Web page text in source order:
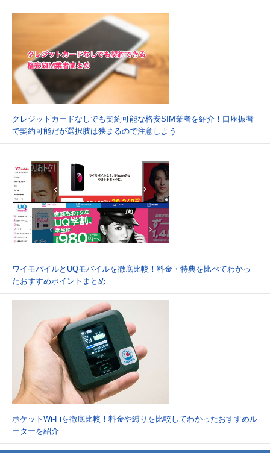
クレジットカードなしでも契約可能な格安SIM業者を紹介！口座振替
で契約可能だが選択肢は狭まるので注意しよう
ワイモバイルとUQモバイルを徹底比較！料金・特典を比べてわかっ
たおすすめポイントまとめ
ポケットWi-Fiを徹底比較！料金や縛りを比較してわかったおすすめル
ーターを紹介